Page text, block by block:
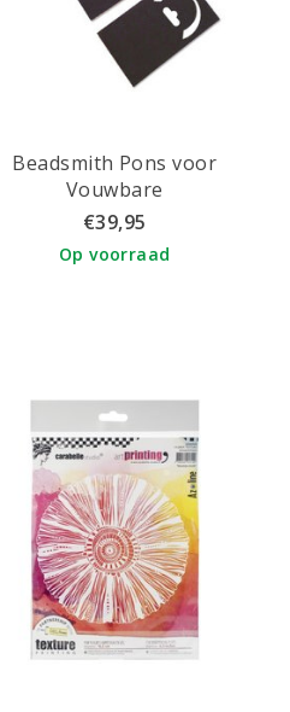
Beadsmith Pons voor
Vouwbare
Sieradenkaartjes
€39,95
Op voorraad